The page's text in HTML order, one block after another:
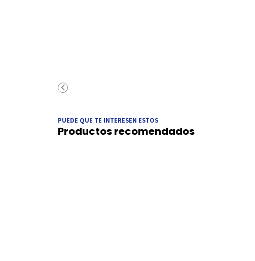
PUEDE QUE TE INTERESEN ESTOS
Productos recomendados